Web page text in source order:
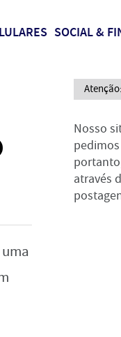
SOCIAL &
Atenção:
Nosso
através